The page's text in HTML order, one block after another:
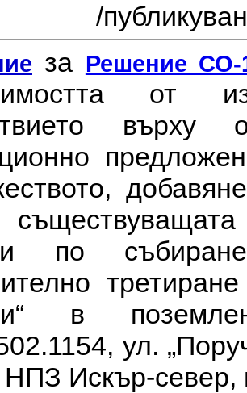
/
за Решение СО-
от
по
в
ул.
НПЗ Искър-